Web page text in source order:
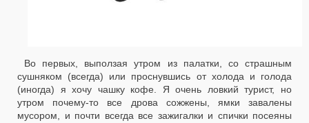
Во первых, выползая утром из палатки, со страшным
сушняком (всегда) или проснувшись от холода и голода
(иногда) я хочу чашку кофе. Я очень ловкий турист, но
утром почему-то все дрова сожжены, ямки завалены
мусором, и почти всегда все зажигалки и спички посеяны